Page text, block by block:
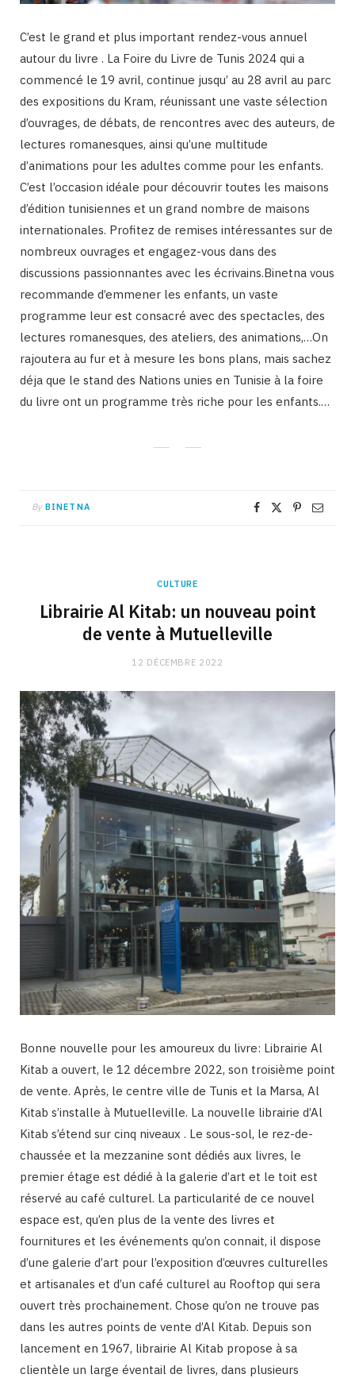
C’est le grand et plus important rendez-vous annuel
autour du livre . La Foire du Livre de Tunis 2024 qui a
commencé le 19 avril, continue jusqu’ au 28 avril au parc
des expositions du Kram, réunissant une vaste sélection
d’ouvrages, de débats, de rencontres avec des auteurs, de
lectures romanesques, ainsi qu’une multitude
d’animations pour les adultes comme pour les enfants.
C’est l’occasion idéale pour découvrir toutes les maisons
d’édition tunisiennes et un grand nombre de maisons
internationales. Profitez de remises intéressantes sur de
nombreux ouvrages et engagez-vous dans des
discussions passionnantes avec les écrivains.Binetna vous
recommande d’emmener les enfants, un vaste
programme leur est consacré avec des spectacles, des
lectures romanesques, des ateliers, des animations,…On
rajoutera au fur et à mesure les bons plans, mais sachez
déja que le stand des Nations unies en Tunisie à la foire
du livre ont un programme très riche pour les enfants.…
By BINETNA
CULTURE
Librairie Al Kitab: un nouveau point
de vente à Mutuelleville
12 DÉCEMBRE 2022
Bonne nouvelle pour les amoureux du livre: Librairie Al
Kitab a ouvert, le 12 décembre 2022, son troisième point
de vente. Après, le centre ville de Tunis et la Marsa, Al
Kitab s’installe à Mutuelleville. La nouvelle librairie d’Al
Kitab s’étend sur cinq niveaux . Le sous-sol, le rez-de-
chaussée et la mezzanine sont dédiés aux livres, le
premier étage est dédié à la galerie d’art et le toit est
réservé au café culturel. La particularité de ce nouvel
espace est, qu’en plus de la vente des livres et
fournitures et les événements qu’on connait, il dispose
d’une galerie d’art pour l’exposition d’œuvres culturelles
et artisanales et d’un café culturel au Rooftop qui sera
ouvert très prochainement. Chose qu’on ne trouve pas
dans les autres points de vente d’Al Kitab. Depuis son
lancement en 1967, librairie Al Kitab propose à sa
clientèle un large éventail de livres, dans plusieurs